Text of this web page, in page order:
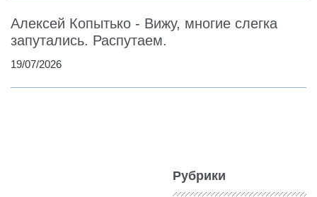
Алексей Копытько - Вижу, многие слегка
запутались. Распутаем.
19/07/2026
Рубрики